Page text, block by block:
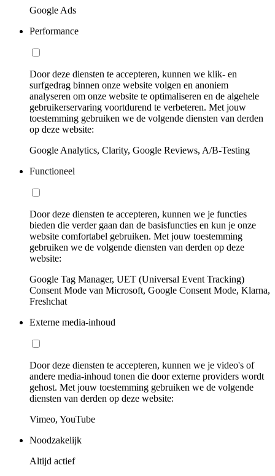
Google Ads
Performance
Door deze diensten te accepteren, kunnen we klik- en
surfgedrag binnen onze website volgen en anoniem
analyseren om onze website te optimaliseren en de algehele
gebruikerservaring voortdurend te verbeteren. Met jouw
toestemming gebruiken we de volgende diensten van derden
op deze website:
Google Analytics, Clarity, Google Reviews, A/B-Testing
Functioneel
Door deze diensten te accepteren, kunnen we je functies
bieden die verder gaan dan de basisfuncties en kun je onze
website comfortabel gebruiken. Met jouw toestemming
gebruiken we de volgende diensten van derden op deze
website:
Google Tag Manager, UET (Universal Event Tracking)
Consent Mode van Microsoft, Google Consent Mode, Klarna,
Freshchat
Externe media-inhoud
Door deze diensten te accepteren, kunnen we je video's of
andere media-inhoud tonen die door externe providers wordt
gehost. Met jouw toestemming gebruiken we de volgende
diensten van derden op deze website:
Vimeo, YouTube
Noodzakelijk
Altijd actief